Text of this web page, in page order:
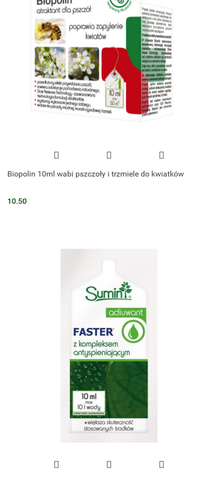
Biopolin 10ml wabi pszczoły i trzmiele do kwiatków
10.50